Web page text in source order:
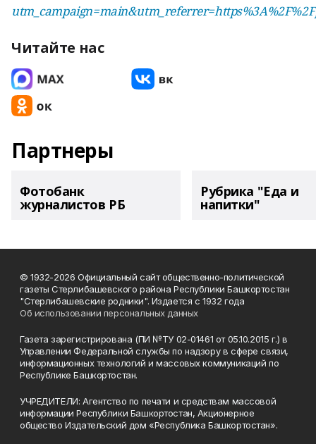
Читайте нас
Партнеры
Фотобанк
журналистов РБ
Рубрика "Еда и
напитки"
© 1932-2026 Официальный сайт общественно-политической
газеты Стерлибашевского района Республики Башкортостан
"Стерлибашевские родники". Издается с 1932 года
Об использовании персональных данных
Газета зарегистрирована (ПИ №ТУ 02-01461 от 05.10.2015 г.) в
Управлении Федеральной службы по надзору в сфере связи,
информационных технологий и массовых коммуникаций по
Республике Башкортостан.
УЧРЕДИТЕЛИ: Агентство по печати и средствам массовой
информации Республики Башкортостан, Акционерное
общество Издательский дом «Республика Башкортостан».